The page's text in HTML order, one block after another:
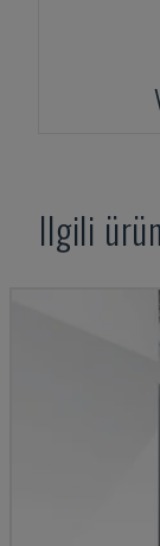
Ilgili